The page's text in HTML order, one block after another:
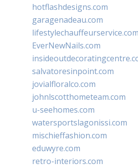
hotflashdesigns.com
garagenadeau.com
lifestylechauffeurservice.com
EverNewNails.com
salvatoresinpoint.com
jovialfloralco.com
johnlscotthometeam.com
u-seehomes.com
watersportslagonissi.com
mischieffashion.com
eduwyre.com
retro-interiors.com